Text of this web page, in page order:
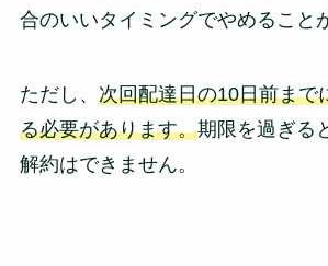
合のいいタイミングでやめること
ただし、 次回配達日の10日前まで
る必要があります。期限を過ぎる
解約はできません。